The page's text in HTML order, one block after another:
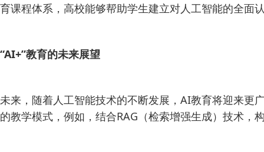
育课程体系，高校能够帮助学生建立对人工智能的全面
“AI+”教育的未来展望
未来，随着人工智能技术的不断发展，AI教育将迎来更
的教学模式，例如，结合RAG（检索增强生成）技术，